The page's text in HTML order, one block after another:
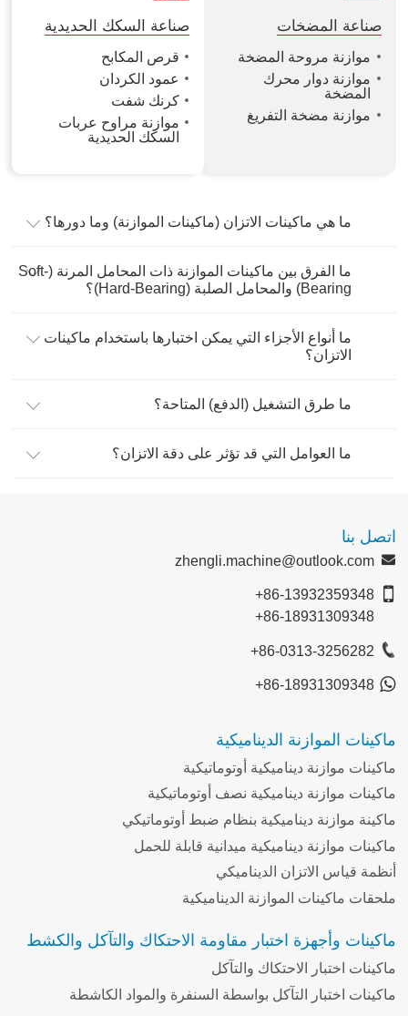
صناعة المضخات
موازنة مروحة المضخة
موازنة دوار محرك
المضخة
موازنة مضخة التفريغ
صناعة السكك الحديدية
قرص المكابح
عمود الكردان
كرنك شفت
موازنة مراوح عربات
السكك الحديدية
ما هي ماكينات الاتزان (ماكينات الموازنة) وما دورها؟
ما الفرق بين ماكينات الموازنة ذات المحامل المرنة (Soft-
Bearing) والمحامل الصلبة (Hard-Bearing)؟
ما أنواع الأجزاء التي يمكن اختبارها باستخدام ماكينات
الاتزان؟
ما طرق التشغيل (الدفع) المتاحة؟
ما العوامل التي قد تؤثر على دقة الاتزان؟
اتصل بنا
zhengli.machine@outlook.com
+86-13932359348
+86-18931309348
+86-0313-3256282
+86-18931309348
ماكينات الموازنة الديناميكية
ماكينات موازنة ديناميكية أوتوماتيكية
ماكينات موازنة ديناميكية نصف أوتوماتيكية
ماكينة موازنة ديناميكية بنظام ضبط أوتوماتيكي
ماكينات موازنة ديناميكية ميدانية قابلة للحمل
أنظمة قياس الاتزان الديناميكي
ملحقات ماكينات الموازنة الديناميكية
ماكينات وأجهزة اختبار مقاومة الاحتكاك والتآكل والكشط
ماكينات اختبار الاحتكاك والتآكل
ماكينات اختبار التآكل بواسطة السنفرة والمواد الكاشطة